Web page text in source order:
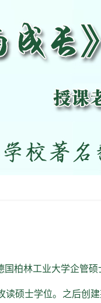
国柏林工业大学企管
读硕士学位。之后创